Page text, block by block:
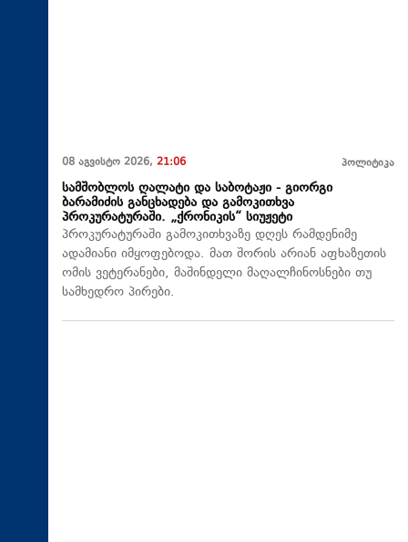
08 აგვისტო 2026, 21:06 პოლიტიკა
სამშობლოს ღალატი და საბოტაჟი - გიორგი
ბარამიძის განცხადება და გამოკითხვა
პროკურატურაში. „ქრონიკის“ სიუჟეტი
პროკურატურაში გამოკითხვაზე დღეს რამდენიმე
ადამიანი იმყოფებოდა. მათ შორის არიან აფხაზეთის
ომის ვეტერანები, მაშინდელი მაღალჩინოსნები თუ
სამხედრო პირები.